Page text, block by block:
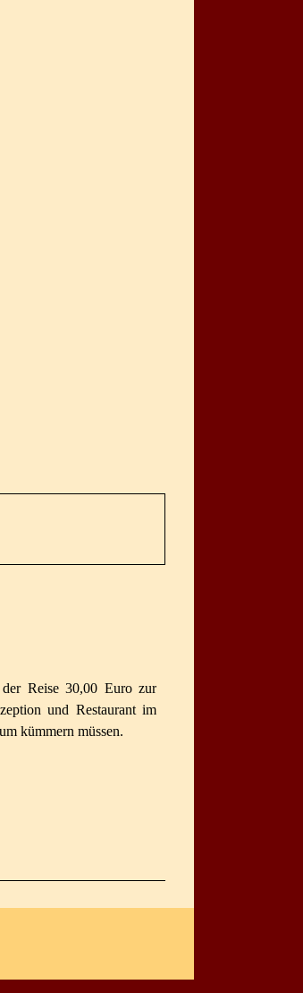
Reise 30,00 Euro zur
und Restaurant im
kümmern müssen.